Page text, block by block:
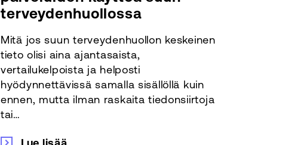
terveydenhuollossa
Mitä jos suun terveydenhuollon keskeinen
tieto olisi aina ajantasaista,
vertailukelpoista ja helposti
hyödynnettävissä samalla sisällöllä kuin
ennen, mutta ilman raskaita tiedonsiirtoja
tai…
Lue lisää